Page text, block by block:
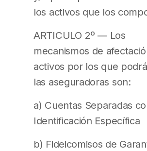
los activos que los
ARTICULO 2º — Los
mecanismos de
activos por los que
las aseguradoras son:
a) Cuentas Separadas
Identificación Específica
b) Fideicomisos de